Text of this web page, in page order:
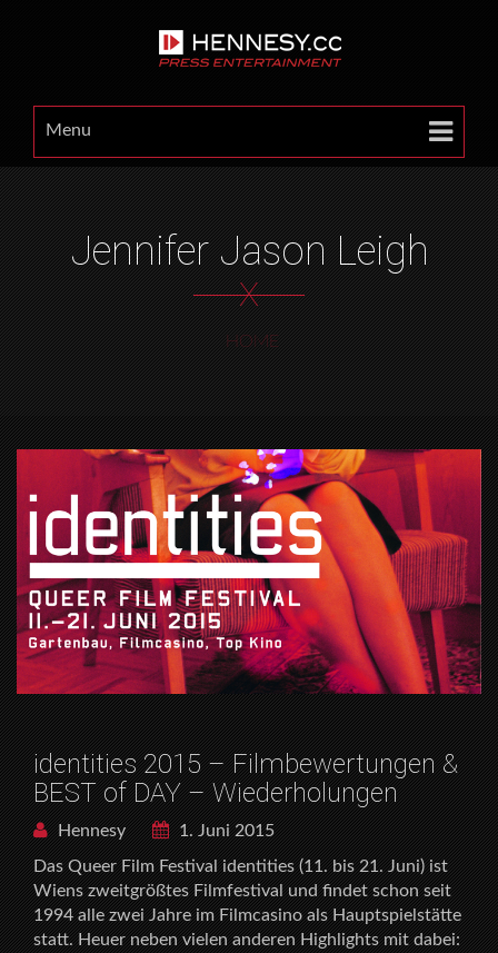
Menu
Jennifer Jason Leigh
X
HOME
identities 2015 – Filmbewertungen &
BEST of DAY – Wiederholungen
Hennesy
1. Juni 2015
Das Queer Film Festival identities (11. bis 21. Juni) ist
Wiens zweitgrößtes Filmfestival und findet schon seit
1994 alle zwei Jahre im Filmcasino als Hauptspielstätte
statt. Heuer neben vielen anderen Highlights mit dabei: